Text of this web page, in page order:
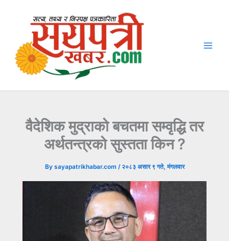
वैदेशिक मुद्राको बचतमा सम्वृद्धि तर
अर्थतन्त्रको सुस्तता किन ?
By sayapatrikhabar.com / २०८३ असार ९ गते, मंगलवार